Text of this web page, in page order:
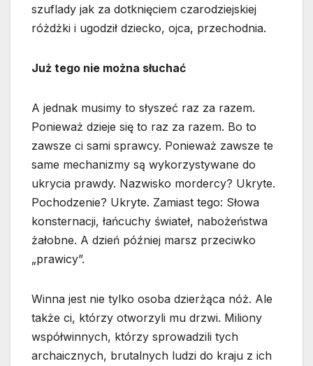
szuflady jak za dotknięciem czarodziejskiej
różdżki i ugodził dziecko, ojca, przechodnia.
Już tego nie można słuchać
A jednak musimy to słyszeć raz za razem.
Ponieważ dzieje się to raz za razem. Bo to
zawsze ci sami sprawcy. Ponieważ zawsze te
same mechanizmy są wykorzystywane do
ukrycia prawdy. Nazwisko mordercy? Ukryte.
Pochodzenie? Ukryte. Zamiast tego: Słowa
konsternacji, łańcuchy świateł, nabożeństwa
żałobne. A dzień później marsz przeciwko
„prawicy”.
Winna jest nie tylko osoba dzierżąca nóż. Ale
także ci, którzy otworzyli mu drzwi. Miliony
współwinnych, którzy sprowadzili tych
archaicznych, brutalnych ludzi do kraju z ich